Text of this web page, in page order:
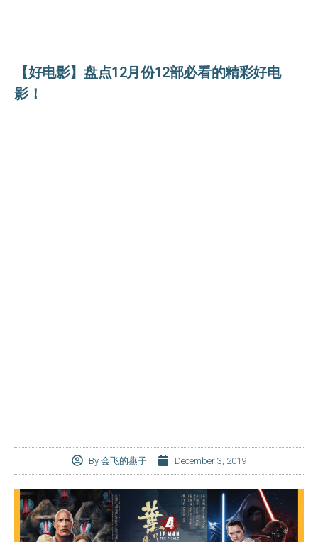
【好电影】盘点12月份12部必看的精彩好电
影！
By 会飞的燕子 December 3, 2019